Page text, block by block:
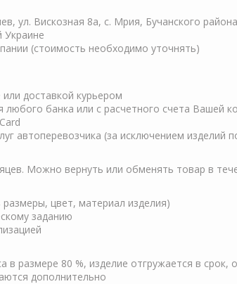
ул. Вискозная 8а, с. Мрия, Бучанского района
Украине
(стоимость необходимо уточнять)
доставкой курьером
любого банка или с расчетного счета Вашей
автоперевозчика (за исключением изделий
Можно вернуть или обменять товар в
цвет, материал изделия)
заданию
в размере 80 %, изделие отгружается в
дополнительно